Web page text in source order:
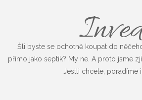
Šli byste se ochotně koupat do
přímo jako septik? My ne. A proto jsme
Jestli chcete, poradíme i